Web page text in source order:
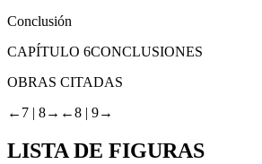
Conclusión
CAPÍTULO 6CONCLUSIONES
OBRAS CITADAS
←7 | 8→ ←8 | 9→
LISTA DE FIGURAS